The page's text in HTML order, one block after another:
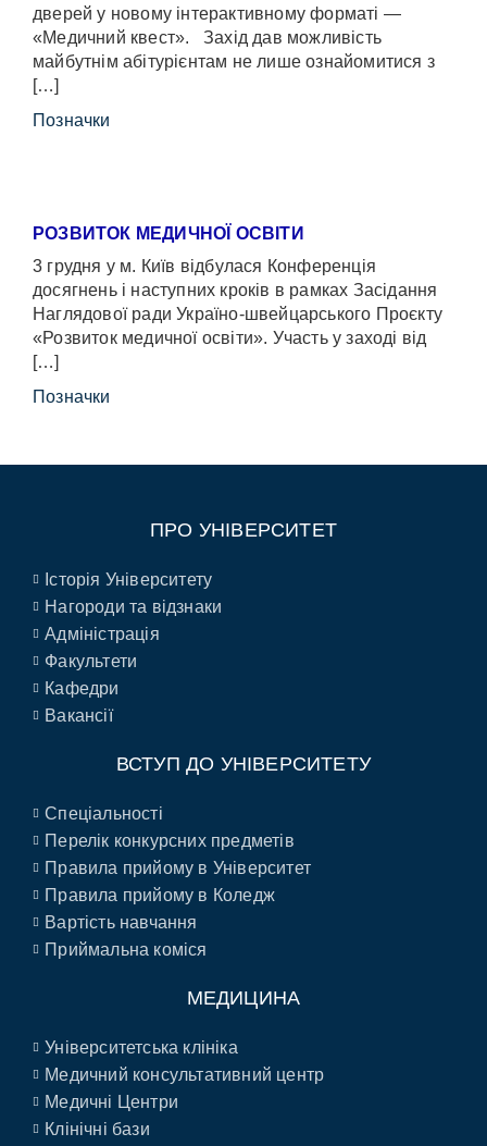
дверей у новому інтерактивному форматі —
«Медичний квест». Захід дав можливість
майбутнім абітурієнтам не лише ознайомитися з
[…]
Позначки
РОЗВИТОК МЕДИЧНОЇ ОСВІТИ
3 грудня у м. Київ відбулася Конференція
досягнень і наступних кроків в рамках Засідання
Наглядової ради Україно-швейцарського Проєкту
«Розвиток медичної освіти». Участь у заході від
[…]
Позначки
ПРО УНІВЕРСИТЕТ
Історія Університету
Нагороди та відзнаки
Адміністрація
Факультети
Кафедри
Вакансії
ВСТУП ДО УНІВЕРСИТЕТУ
Спеціальності
Перелік конкурсних предметів
Правила прийому в Університет
Правила прийому в Коледж
Вартість навчання
Приймальна коміся
МЕДИЦИНА
Університетська клініка
Медичний консультативний центр
Медичні Центри
Клінічні бази